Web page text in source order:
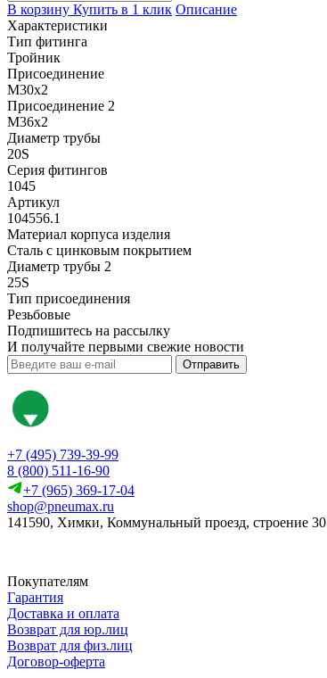
В корзину Купить в 1 клик Описание
Характеристики
Тип фитинга
Тройник
Присоединение
M30x2
Присоединение 2
M36х2
Диаметр трубы
20S
Серия фитингов
1045
Артикул
104556.1
Материал корпуса изделия
Сталь с цинковым покрытием
Диаметр трубы 2
25S
Тип присоединения
Резьбовые
Подпишитесь на рассылку
И получайте первыми свежие новости
Отправить
+7 (495) 739-39-99
8 (800) 511-16-90
+7 (965) 369-17-04
shop@pneumax.ru
141590, Химки, Коммунальный проезд, строение 30
Покупателям
Гарантия
Доставка и оплата
Возврат для юр.лиц
Возврат для физ.лиц
Договор-оферта